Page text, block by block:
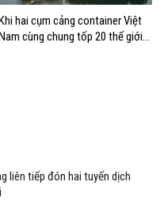
Khi hai cụm cảng container Việt
Nam cùng chung tốp 20 thế giới
liên tiếp đón hai tuyến dịch